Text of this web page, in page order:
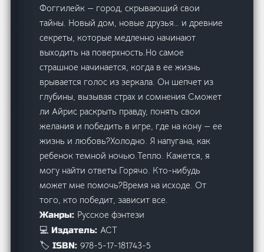
Фоггилейк — город, скрывающий свои
тайны. Новый дом, новые друзья… и древние
секреты, которые медленно начинают
выходить на поверхность.Но самое
страшное начинается, когда в ее жизнь
врывается голос из зеркала. Он шепчет из
глубины, вызывая страх и сомнения.Сможет
ли Айрис раскрыть правду, понять свои
желания и победить в игре, где на кону — ее
жизнь и любовь?Холодно. Я напугана, как
ребенок темной ночью.Тепло. Кажется, я
могу найти ответы.Горячо. Кто-нибудь
может мне помочь?Время на исходе. От
того, кто победит, зависит все.
Жанры: Русское фэнтези
💻 Издатель:АСТ
🏷️ ISBN:978-5-17-181743-5